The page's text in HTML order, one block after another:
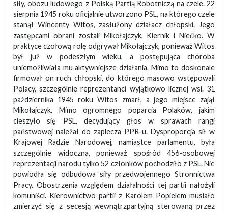
siły, obozu ludowego z Polską Partią Robotniczą na czele. 22
sierpnia 1945 roku oficjalnie utworzono PSL, na którego czele
stanął Wincenty Witos, zasłużony działacz chłopski. Jego
zastępcami obrani zostali Mikołajczyk, Kiernik i Niećko. W
praktyce czołową rolę odgrywał Mikołajczyk, ponieważ Witos
był już w podeszłym wieku, a postępująca choroba
uniemożliwiała mu aktywniejsze działania. Mimo to doskonale
firmował on ruch chłopski, do którego masowo wstępowali
Polacy, szczególnie reprezentanci wyjątkowo licznej wsi. 31
października 1945 roku Witos zmarł, a jego miejsce zajął
Mikołajczyk. Mimo ogromnego poparcia Polaków, jakim
cieszyło się PSL, decydujący głos w sprawach rangi
państwowej należał do zaplecza PPR-u. Dysproporcja sił w
Krajowej Radzie Narodowej, namiastce parlamentu, była
szczególnie widoczna, ponieważ spośród 456-osobowej
reprezentacji narodu tylko 52 członków pochodziło z PSL. Nie
powiodła się odbudowa siły przedwojennego Stronnictwa
Pracy. Obostrzenia względem działalności tej partii nałożyli
komuniści. Kierownictwo partii z Karolem Popielem musiało
zmierzyć się z secesją wewnątrzpartyjną sterowaną przez